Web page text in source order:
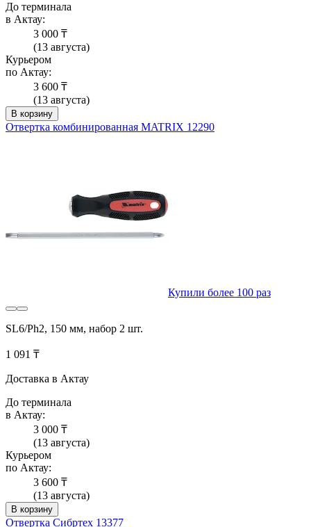
До терминала
в Актау:
3 000 ₸
(13 августа)
Курьером
по Актау:
3 600 ₸
(13 августа)
В корзину
Отвертка комбинированная MATRIX 12290
Купили более 100 раз
SL6/Ph2, 150 мм, набор 2 шт.
1 091 ₸
Доставка в Актау
До терминала
в Актау:
3 000 ₸
(13 августа)
Курьером
по Актау:
3 600 ₸
(13 августа)
В корзину
Отвертка Сибртех 13377